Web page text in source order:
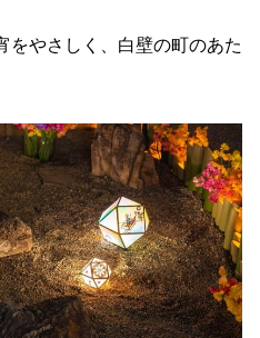
をやさしく、白壁の町のあた